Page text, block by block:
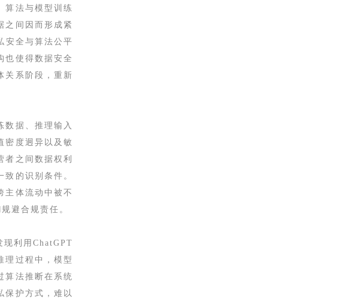
算法与模型训练
之间因而形成紧
安全与算法公平
也使得数据安全
关系阶段，重新
数据、推理输入
密度迥异以及敏
之间数据权利
的识别条件。
主体流动中被不
避合规责任。
利用ChatGPT
理过程中，模型
算法推断在系统
保护方式，难以